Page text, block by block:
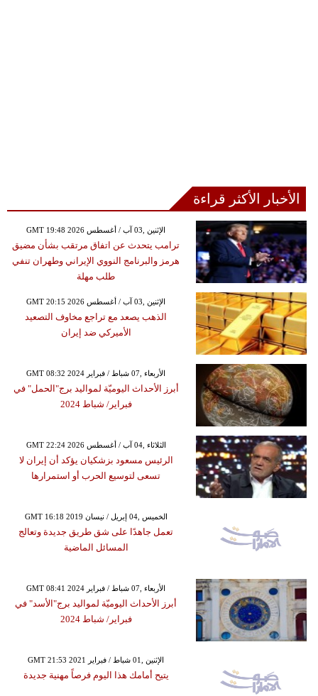
الأخبار الأكثر قراءة
GMT 19:48 2026 الإثنين ,03 آب / أغسطس
ترامب يتحدث عن اتفاق مرتقب بشأن مضيق
هرمز والبرنامج النووي الإيراني وطهران تنفي
طلب مهلة
GMT 20:15 2026 الإثنين ,03 آب / أغسطس
الذهب يصعد مع تراجع مخاوف التصعيد
الأميركي ضد إيران
GMT 08:32 2024 الأربعاء ,07 شباط / فبراير
أبرز الأحداث اليوميّة لمواليد برج"الحمل" في
فبراير/ شباط 2024
GMT 22:24 2026 الثلاثاء ,04 آب / أغسطس
الرئيس مسعود بزشكيان يؤكد أن إيران لا
تسعى لتوسيع الحرب أو استمرارها
GMT 16:18 2019 الخميس ,04 إبريل / نيسان
تعمل جاهدًا على شق طريق جديدة وتعالج
المسائل الماضية
GMT 08:41 2024 الأربعاء ,07 شباط / فبراير
أبرز الأحداث اليوميّة لمواليد برج"الأسد" في
فبراير/ شباط 2024
GMT 21:53 2021 الإثنين ,01 شباط / فبراير
يتيح أمامك هذا اليوم فرصاً مهنية جديدة